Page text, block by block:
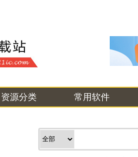
资源分类 常用软件